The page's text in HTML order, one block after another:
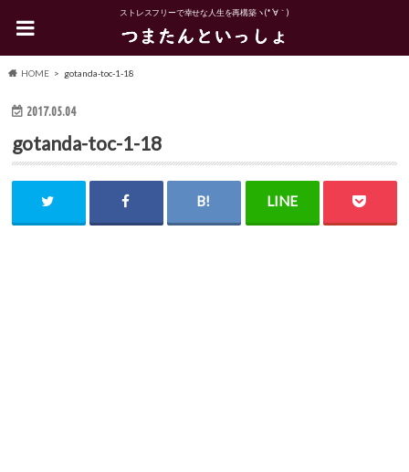
ストレスフリーで幸せな人生を再構築ヽ(*´∀｀)
HOME gotanda-toc-1-18
2017.05.04
gotanda-toc-1-18